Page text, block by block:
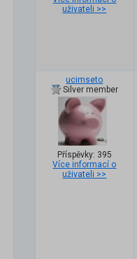
uživateli >>
ucimseto
Silver member
Příspěvky: 395
Více informací o
uživateli >>